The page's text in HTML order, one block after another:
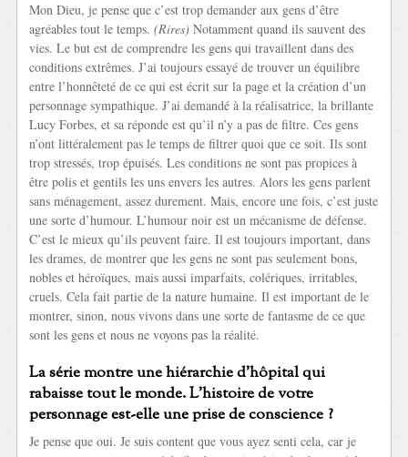
Mon Dieu, je pense que c’est trop demander aux gens d’être
agréables tout le temps.(Rires)Notamment quand ils sauvent des
vies. Le but est de comprendre les gens qui travaillent dans des
conditions extrêmes. J’ai toujours essayé de trouver un équilibre
entre l’honnêteté de ce qui est écrit sur la page et la création d’un
personnage sympathique. J’ai demandé à la réalisatrice, la brillante
Lucy Forbes, et sa réponde est qu’il n’y a pas de filtre. Ces gens
n’ont littéralement pas le temps de filtrer quoi que ce soit. Ils sont
trop stressés, trop épuisés. Les conditions ne sont pas propices à
être polis et gentils les uns envers les autres. Alors les gens parlent
sans ménagement, assez durement. Mais, encore une fois, c’est juste
une sorte d’humour. L’humour noir est un mécanisme de défense.
C’est le mieux qu’ils peuvent faire. Il est toujours important, dans
les drames, de montrer que les gens ne sont pas seulement bons,
nobles et héroïques, mais aussi imparfaits, colériques, irritables,
cruels. Cela fait partie de la nature humaine. Il est important de le
montrer, sinon, nous vivons dans une sorte de fantasme de ce que
sont les gens et nous ne voyons pas la réalité.
La série montre une hiérarchie d’hôpital qui
rabaisse tout le monde. L’histoire de votre
personnage est-elle une prise de conscience ?
Je pense que oui. Je suis content que vous ayez senti cela, car je